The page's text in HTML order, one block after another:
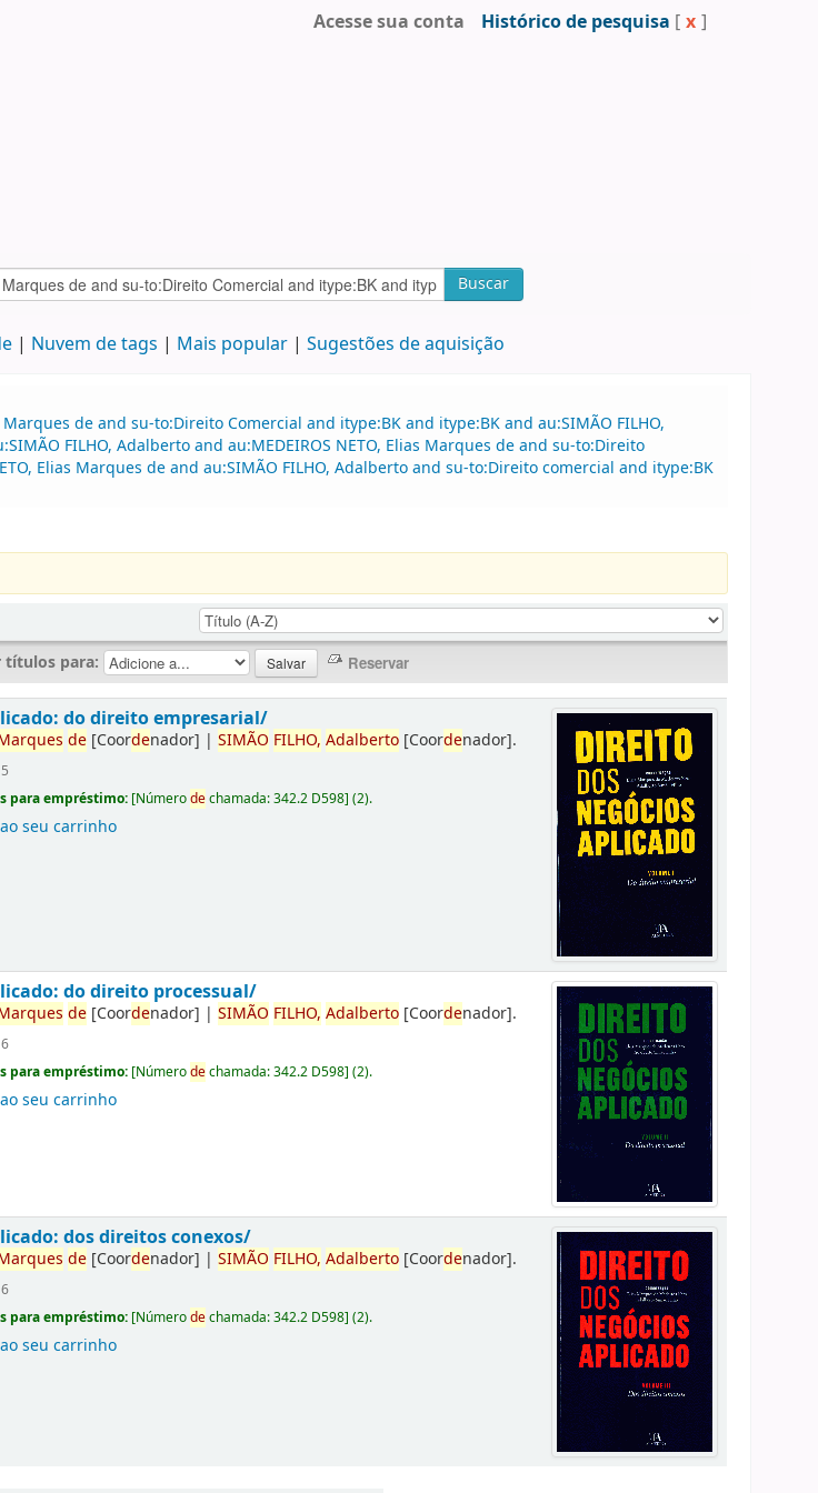
Acesse sua conta Histórico de pesquisa [ x ]
Buscar
Nuvem de tags Mais popular Sugestões de aquisição
de and su-to:Direito Comercial and itype:BK and itype:BK and au:SIMÃO FILHO,
FILHO, Adalberto and au:MEDEIROS NETO, Elias Marques de and su-to:Direito
Elias Marques de and au:SIMÃO FILHO, Adalberto and su-to:Direito comercial and itype:BK
títulos para:
do direito empresarial/
de [Coordenador] |SIMÃO FILHO, Adalberto [Coordenador].
para empréstimo: [Númerodechamada:342.2 D598](2).
seu carrinho
do direito processual/
de [Coordenador] |SIMÃO FILHO, Adalberto [Coordenador].
para empréstimo: [Númerodechamada:342.2 D598](2).
seu carrinho
dos direitos conexos/
de [Coordenador] |SIMÃO FILHO, Adalberto [Coordenador].
para empréstimo: [Númerodechamada:342.2 D598](2).
seu carrinho